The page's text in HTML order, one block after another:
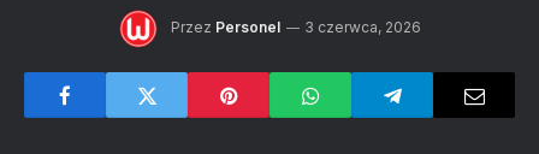
Przez Personel 3 czerwca, 2026